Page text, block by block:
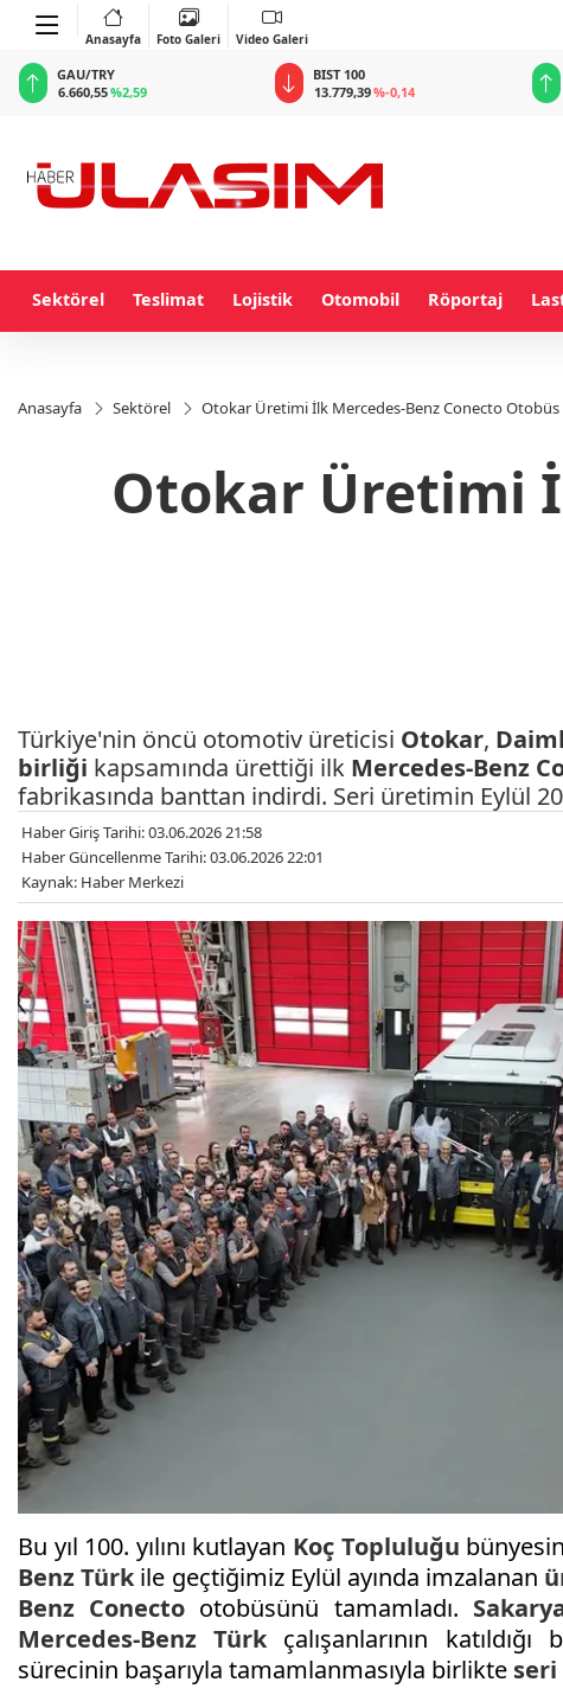
Anasayfa Foto Galeri Video Galeri
BIST 100
13.779,39%-0,14
USD
47,6787%0,18
Sektörel Teslimat Lojistik Otomobil Röportaj
Anasayfa Sektörel Otokar Üretimi İlk Mercedes-Benz Conecto
Otokar Üretimi
Türkiye'nin öncü otomotiv üreticisi Otokar,
birliği kapsamında ürettiği ilk Mercedes-Benz
fabrikasında banttan indirdi. Seri üretimin Eylül
Haber Giriş Tarihi: 03.06.2026 21:58
Haber Güncellenme Tarihi: 03.06.2026 22:01
Kaynak: Haber Merkezi
Bu yıl 100. yılını kutlayan Koç Topluluğu
Benz Türk ile geçtiğimiz Eylül ayında imzalanan
Benz Conecto otobüsünü tamamladı.
Mercedes-Benz Türk çalışanlarının
sürecinin başarıyla tamamlanmasıyla birlikte seri